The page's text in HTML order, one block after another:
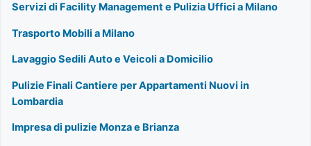
Servizi di Facility Management e Pulizia Uffici a Milano
Trasporto Mobili a Milano
Lavaggio Sedili Auto e Veicoli a Domicilio
Pulizie Finali Cantiere per Appartamenti Nuovi in
Lombardia
Impresa di pulizie Monza e Brianza